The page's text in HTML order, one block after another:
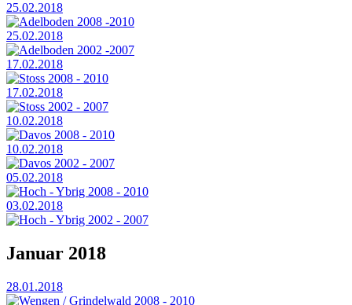
25.02.2018
Adelboden 2008 -2010
25.02.2018
Adelboden 2002 -2007
17.02.2018
Stoss 2008 - 2010
17.02.2018
Stoss 2002 - 2007
10.02.2018
Davos 2008 - 2010
10.02.2018
Davos 2002 - 2007
05.02.2018
Hoch - Ybrig 2008 - 2010
03.02.2018
Hoch - Ybrig 2002 - 2007
Januar 2018
28.01.2018
Wengen / Grindelwald 2008 - 2010